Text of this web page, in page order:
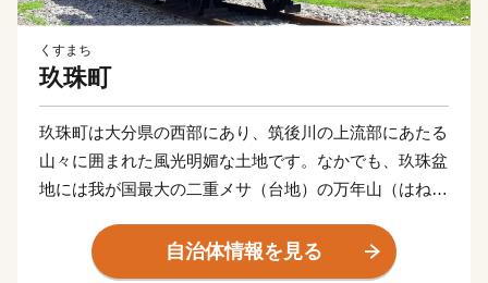
くすまち
玖珠町
玖珠町は大分県の西部にあり、筑後川の上流部にあたる
山々に囲まれた風光明媚な土地です。なかでも、玖珠盆
地には我が国最大の二重メサ（台地）の万年山（はねや
な珍しい形をした山々がそびえています。また、盆地の
北部には景勝地として有名な名勝耶馬渓が広がり、四季
自治体情報を見る